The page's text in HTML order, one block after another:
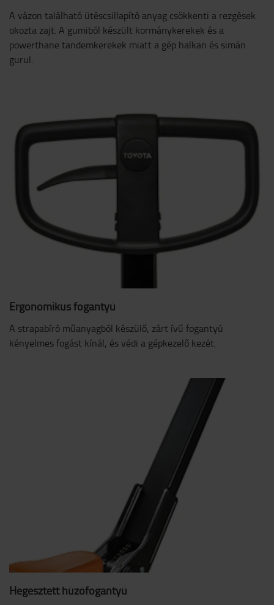
A vázon található ütéscsillapító anyag csökkenti a rezgések
okozta zajt. A gumiból készült kormánykerekek és a
powerthane tandemkerekek miatt a gép halkan és simán
gurul.
Ergonomikus fogantyú
A strapabíró műanyagból készülő, zárt ívű fogantyú
kényelmes fogást kínál, és védi a gépkezelő kezét.
Hegesztett húzófogantyú